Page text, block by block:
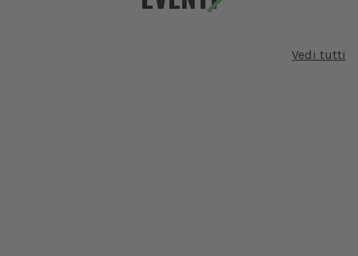
Vedi tutti